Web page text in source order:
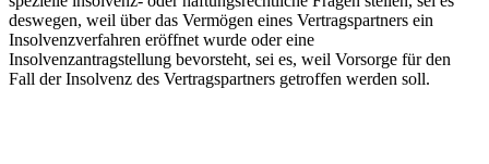
deswegen, weil über das Vermögen eines Vertragspartners ein
Insolvenzverfahren eröffnet wurde oder eine
Insolvenzantragstellung bevorsteht, sei es, weil Vorsorge für den
Fall der Insolvenz des Vertragspartners getroffen werden soll.